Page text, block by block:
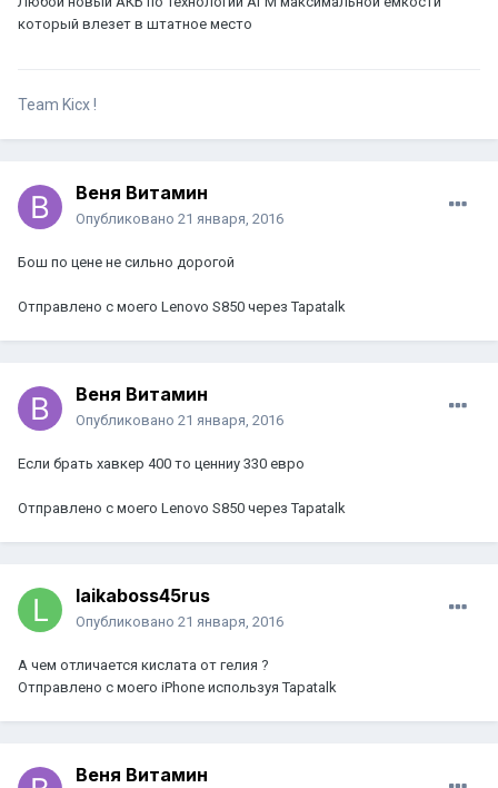
который влезет в штатное место
Team Kicx !
Веня Витамин
Опубликовано 21 января, 2016
Бош по цене не сильно дорогой
Отправлено с моего Lenovo S850 через Tapatalk
Веня Витамин
Опубликовано 21 января, 2016
Если брать хавкер 400 то ценниу 330 евро
Отправлено с моего Lenovo S850 через Tapatalk
laikaboss45rus
Опубликовано 21 января, 2016
А чем отличается кислата от гелия ?
Отправлено с моего iPhone используя Tapatalk
Веня Витамин